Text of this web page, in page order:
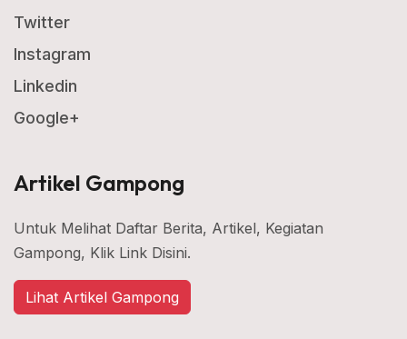
Twitter
Instagram
Linkedin
Google+
Artikel Gampong
Untuk Melihat Daftar Berita, Artikel, Kegiatan
Gampong, Klik Link Disini.
Lihat Artikel Gampong